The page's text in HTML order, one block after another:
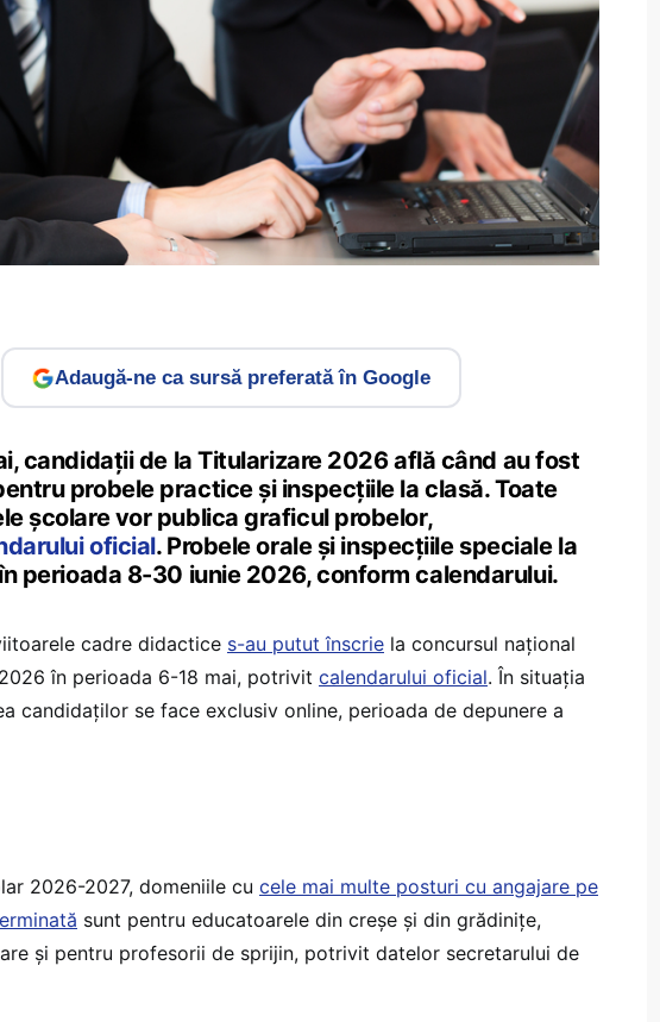
Adaugă-ne ca sursă preferată în Google
candidații de la Titularizare 2026 află când au fost
probele practice și inspecțiile la clasă. Toate
școlare vor publica graficul probelor,
oficial. Probele orale și inspecțiile speciale la
perioada 8-30 iunie 2026, conform calendarului.
cadre didactice s-au putut înscrie la concursul național
în perioada 6-18 mai, potrivit calendarului oficial. În situația
candidaților se face exclusiv online, perioada de depunere a
2026-2027, domeniile cu cele mai multe posturi cu angajare pe
sunt pentru educatoarele din creșe și din grădinițe,
și pentru profesorii de sprijin, potrivit datelor secretarului de